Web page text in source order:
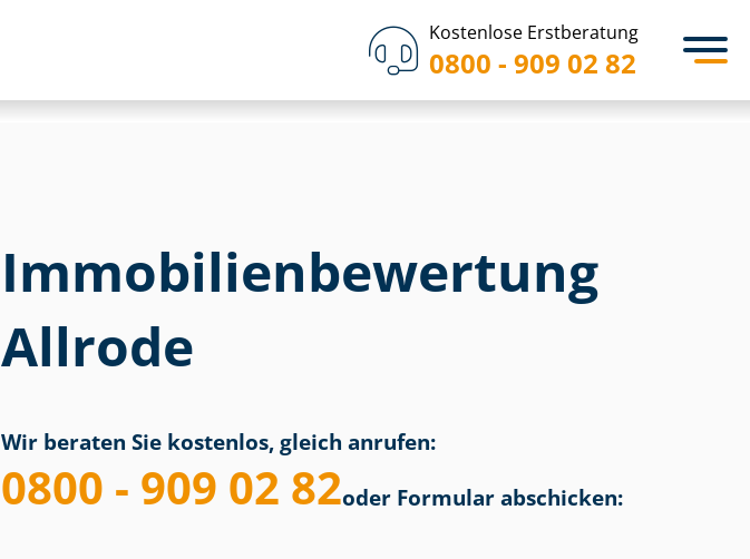
Kostenlose Erstberatung
0800 - 909 02 82
Immobilien­bewertung
Allrode
Wir beraten Sie kostenlos, gleich anrufen:
0800 - 909 02 82oder Formular abschicken: